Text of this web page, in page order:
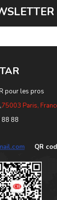
R
pour les pros
,75003 Paris,
88 88
QR